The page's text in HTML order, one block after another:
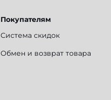
Покупателям
Система скидок
Обмен и возврат товара